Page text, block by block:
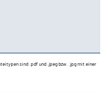
sind .pdf und .jpeg bzw. .jpg mit einer